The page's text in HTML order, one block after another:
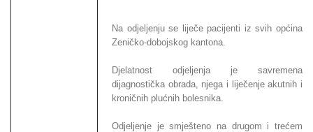
Na odjeljenju se liječe pacijenti iz svih općina
Zeničko-dobojskog kantona.
Djelatnost odjeljenja je savremena
dijagnostička obrada, njega i liječenje akutnih i
kroničnih plućnih bolesnika.
Odjeljenje je smješteno na drugom i trećem